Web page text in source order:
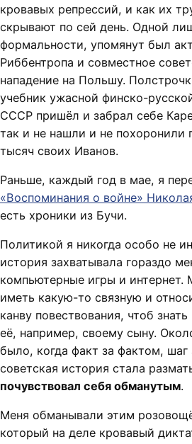
кровавых репрессий, и как их
скрывают по сей день. Одной
формальности, упомянут был
Риббентропа и совместное
нападение на Польшу.
учебник ужасной финско-
СССР пришёл и забрал себе
так и не нашли и не похоронили
тысяч своих Иванов.
Раньше, каждый год в мае, я
«Воспоминания о войне»
есть хроники из Бучи.
Политикой я никогда особо не
история захватывала гораздо
компьютерные игры и интернет.
иметь какую-то связную и
канву повествования, чтоб
её, например, своему сыну.
было, когда факт за фактом,
советская история стала
почувствовал себя обманутым.
Меня обманывали этим
который на деле кровавый